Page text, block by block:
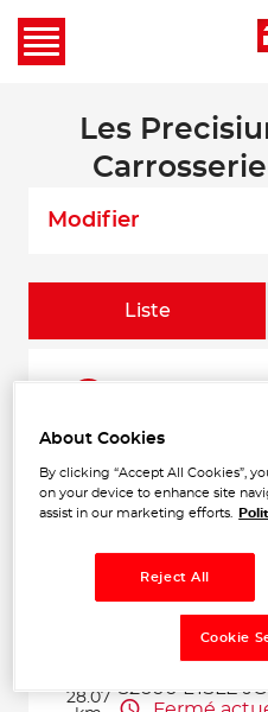
Les
Modifier
Liste
km
31120 PORTET
28.07
GARAGE
32600 L'ISLE
About Cookies
By clicking “Accept All Cookies”,
on your device to enhance site
assist in our marketing efforts.
Reject All
Cookie